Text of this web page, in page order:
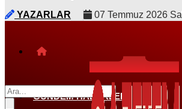
YAZARLAR
07 Temmuz 2026 Sal
GÜNDEM HABERLERI